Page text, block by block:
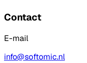
Contact
E-mail
info@softomic.nl